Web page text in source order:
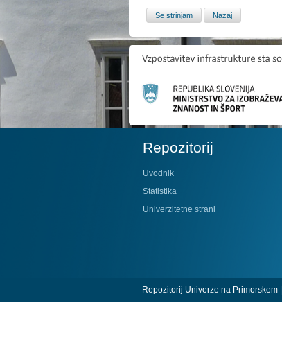
Repozitorij
Uvodnik
Statistika
Univerzitetne strani
Repozitorij Univerze na Primorskem |